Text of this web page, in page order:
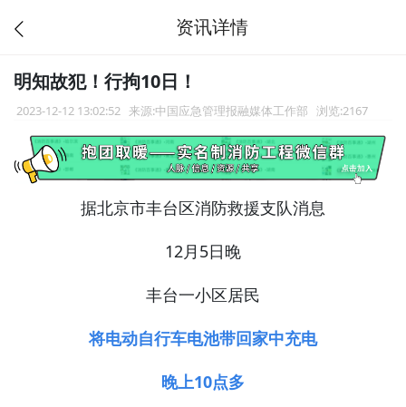
资讯详情
明知故犯！行拘10日！
2023-12-12 13:02:52 来源:中国应急管理报融媒体工作部 浏览:2167
据北京市丰台区消防救援支队消息
12月5日晚
丰台一小区居民
将电动自行车电池带回家中充电
晚上10点多